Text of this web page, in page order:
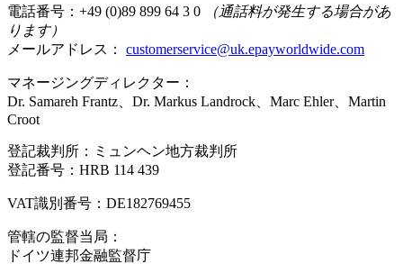
電話番号：+49 (0)89 899 64 3 0
（通話料が発生する場合があ
ります）
メールアドレス： customerservice@uk.epayworldwide.com
マネージングディレクター：
Dr. Samareh Frantz、Dr. Markus Landrock、Marc Ehler、Martin
Croot
登記裁判所：ミュンヘン地方裁判所
登記番号：HRB 114 439
VAT識別番号：DE182769455
管轄の監督当局：
ドイツ連邦金融監督庁